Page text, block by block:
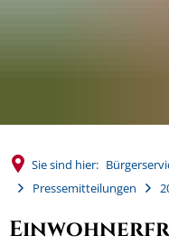
Sie sind hier:
Pressemitteilungen